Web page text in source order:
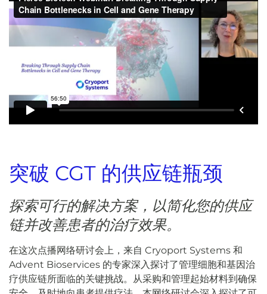
突破 CGT 的供应链瓶颈
探索可行的解决方案，以简化您的供应
链并改善患者的治疗效果。
在这次点播网络研讨会上，来自 Cryoport Systems 和
Advent Bioservices 的专家深入探讨了管理细胞和基因治
疗供应链所面临的关键挑战。从采购和管理起始材料到确保